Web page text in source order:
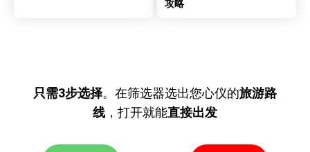
攻略
只需3步选择。在筛选器选出您心仪的旅游路
线 ，打开就能直接出发